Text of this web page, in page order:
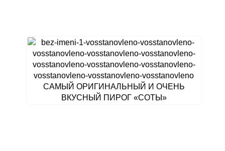
САМЫЙ ОРИГИНАЛЬНЫЙ И ОЧЕНЬ
ВКУСНЫЙ ПИРОГ «СОТЫ»